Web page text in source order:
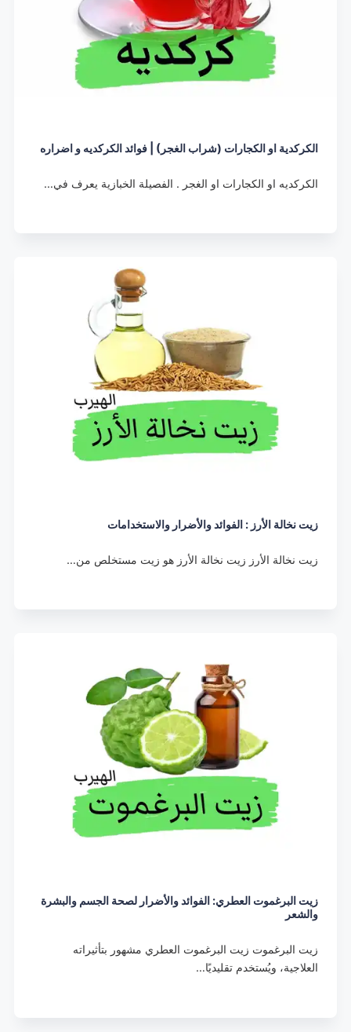
الكركدية او الكجارات (شراب الغجر) | فوائد الكركديه و اضراره
الكركديه او الكجارات او الغجر . الفصيلة الخبازية يعرف في…
زيت نخالة الأرز : الفوائد والأضرار والاستخدامات
زيت نخالة الأرز زيت نخالة الأرز هو زيت مستخلص من…
زيت البرغموت العطري: الفوائد والأضرار لصحة الجسم والبشرة
والشعر
زيت البرغموت زيت البرغموت العطري مشهور بتأثيراته
العلاجية، ويُستخدم تقليديًا…